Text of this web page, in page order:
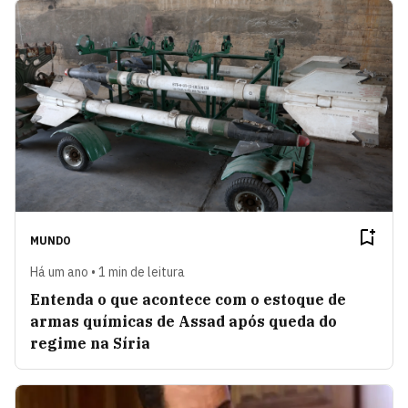
MUNDO
Há um ano • 1 min de leitura
Entenda o que acontece com o estoque de
armas químicas de Assad após queda do
regime na Síria